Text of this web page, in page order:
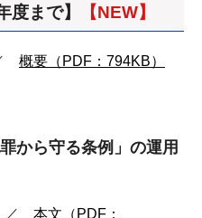
度まで】 【NEW】
概要（PDF：794KB）
から守る条例」の運用
本文（PDF：